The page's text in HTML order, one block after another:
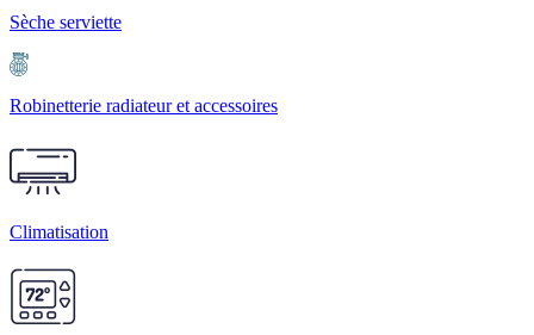
Sèche serviette
Robinetterie radiateur et accessoires
Climatisation